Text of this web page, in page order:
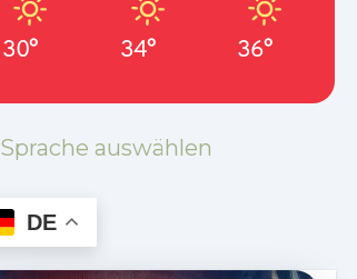
30° 34° 36°
Sprache auswählen
DE